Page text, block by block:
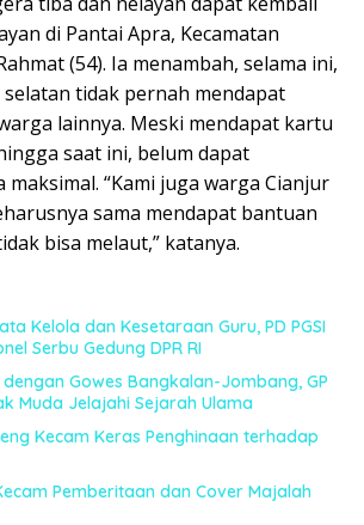
di Pantai Apra, Kecamatan
(54). Ia menambah, selama ini,
tidak pernah mendapat
lainnya. Meski mendapat kartu
saat ini, belum dapat
maksimal. “Kami juga warga Cianjur
sama mendapat bantuan
bisa melaut,” katanya.
Kelola dan Kesetaraan Guru, PD PGSI
Serbu Gedung DPR RI
Gowes Bangkalan-Jombang, GP
Muda Jelajahi Sejarah Ulama
Kecam Keras Penghinaan terhadap
Pemberitaan dan Cover Majalah